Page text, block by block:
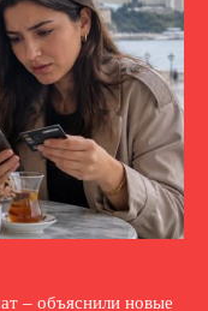
– объяснили новые